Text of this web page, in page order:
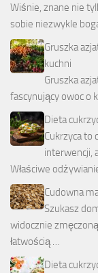
Wiśnie, znane nie
sobie niezwykle
Gruszka
kuchni
Gruszka
fascynujący owoc o
Dieta
Cukrzyca to
interwencji,
Właściwe
Cudowna
Szukasz
widocznie
łatwością …
Dieta